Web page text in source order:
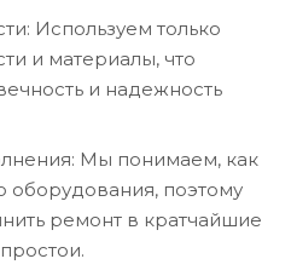
Используем только
и материалы, что
и надежность
Мы понимаем, как
оборудования, поэтому
ремонт в кратчайшие